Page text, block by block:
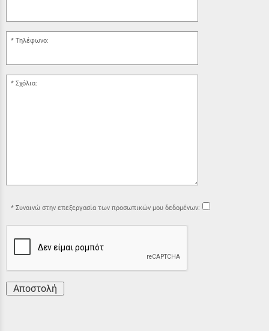
Τηλέφωνο:
Σχόλια:
Συναινώ στην επεξεργασία των προσωπικών μου δεδομένων:
Αποστολή